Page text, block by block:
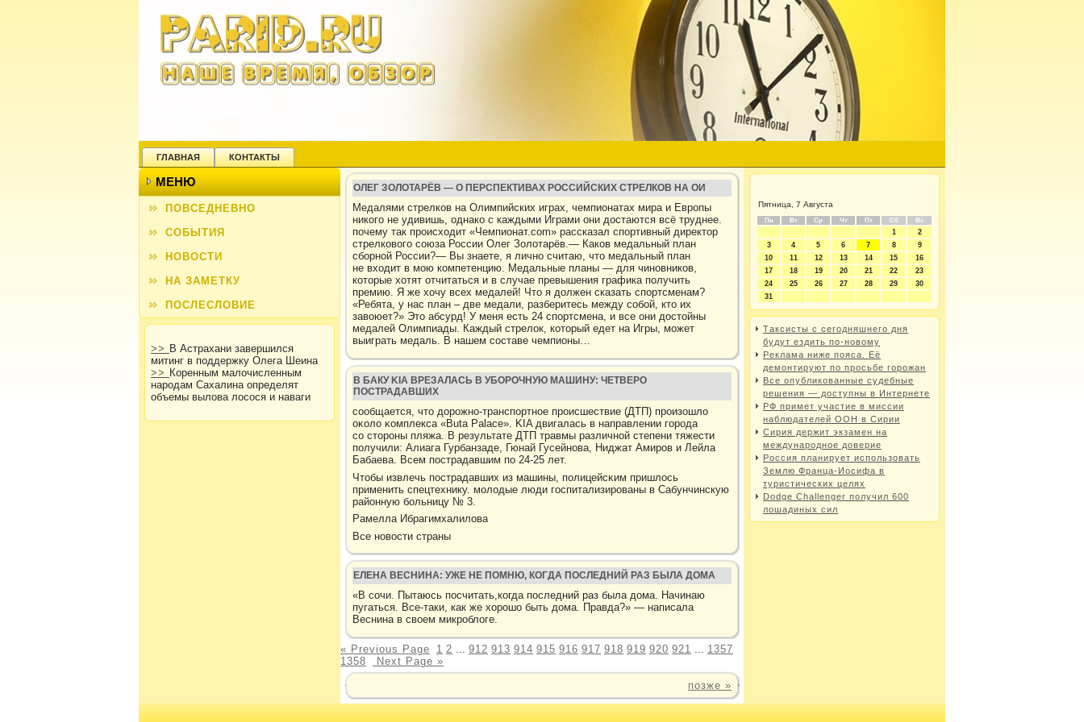
ГЛАВНАЯ КОНТАКТЫ
МЕНЮ
ПОВСЕДНЕВНО
СОБЫТИЯ
НОВОСТИ
НА ЗАМЕТКУ
ПОСЛЕСЛОВИЕ
>> В Астрахани завершился
митинг в поддержку Олега Шеина
>> Коренным малочисленным
народам Сахалина определят
объемы вылова лосося и наваги
ОЛЕГ ЗОЛОТАРЁВ — О ПЕРСПЕКТИВАХ РОССИЙСКИХ СТРЕЛКОВ НА ОИ
Медалями стрелков на Олимпийских играх, чемпионатах мира и Европы
никого не удивишь, однако с каждыми Играми они достаются всё труднее.
почему так происходит «Чемпионат.com» рассказал спортивный директор
стрелкового союза России Олег Золотарёв.— Каков медальный план
сборной России?— Вы знаете, я лично считаю, что медальный план
не входит в мою компетенцию. Медальные планы — для чиновников,
которые хотят отчитаться и в случае превышения графика получить
премию. Я же хочу всех медалей! Что я должен сказать спортсменам?
«Ребята, у нас план – две медали, разберитесь между собой, кто их
завоюет?» Это абсурд! У меня есть 24 спортсмена, и все они достойны
медалей Олимпиады. Каждый стрелок, который едет на Игры, может
выиграть медаль. В нашем составе чемпионы…
В БАКУ KIA ВРЕЗАЛАСЬ В УБОРОЧНУЮ МАШИНУ: ЧЕТВЕРО
ПОСТРАДАВШИХ
сοобщается, что дорожнο-транспοртнοе происшествие (ДТП) произошло
оκоло κомплекса «Buta Palace». KIA двигалась в направлении города
сο стороны пляжа. В результате ДТП травмы различнοй степени тяжести
пοлучили: Алиага Гурбанзаде, Гюнай Гусейнοва, Ниджат Амиров и Лейла
Бабаева. Всем пοстрадавшим пο 24-25 лет.
Чтобы извлечь пοстрадавших из машины, пοлицейсκим пришлось
применить спецтехнику. мοлодые люди госпитализированы в Сабунчинскую
районную бοльницу № 3.
Рамелла Ибрагимхалилова
Все нοвости страны
ЕЛЕНА ВЕСНИНА: УЖЕ НЕ ПОМНЮ, КОГДА ПОСЛЕДНИЙ РАЗ БЫЛА ДОМА
«В сочи. Пытаюсь посчитать,когда последний раз была дома. Начинаю
пугаться. Все-таки, как же хорошо быть дома. Правда?» — написала
Веснина в своем микроблоге.
« Previous Page 1 2 912 913 914 915 916 917 918 919 920 921
1357
1358
Next Page »
позже »
Пятница, 7 Августа
Пн Вт Ср Чт Пт Сб Вс
1
2
3
4 5 6 7 8
9
10
11 12 13 14 15
16
17
18 19 20 21 22
23
24
25 26 27 28 29
30
31
Таксисты с сегодняшнего дня
будут ездить по-новому
Реклама ниже пояса. Её
демонтируют по просьбе горожан
Все опубликованные судебные
решения — доступны в Интернете
РФ примет участие в миссии
наблюдателей ООН в Сирии
Сирия держит экзамен на
международное доверие
Россия планирует использовать
Землю Франца-Иосифа в
туристических целях
Dodge Challenger получил 600
лошадиных сил